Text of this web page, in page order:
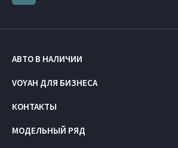
АВТО В НАЛИЧИИ
VOYAH ДЛЯ БИЗНЕСА
КОНТАКТЫ
МОДЕЛЬНЫЙ РЯД